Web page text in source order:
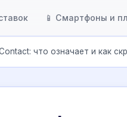
📱 Смартфоны и
что означает и как